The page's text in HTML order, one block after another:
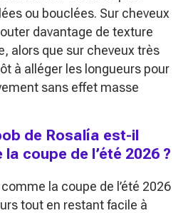
ou bouclées. Sur cheveux
davantage de texture
alors que sur cheveux très
à alléger les longueurs pour
sans effet masse
de Rosalía est-il
coupe de l’été 2026 ?
la coupe de l’été 2026
tout en restant facile à